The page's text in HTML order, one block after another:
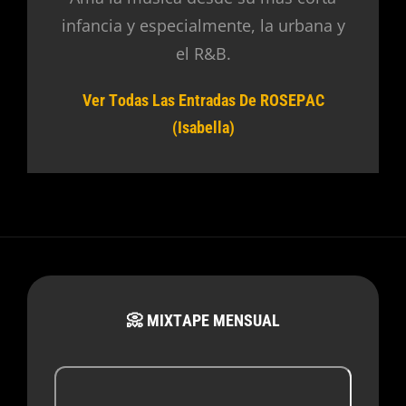
infancia y especialmente, la urbana y
el R&B.
Ver Todas Las Entradas De ROSEPAC
(Isabella)
📀 MIXTAPE MENSUAL